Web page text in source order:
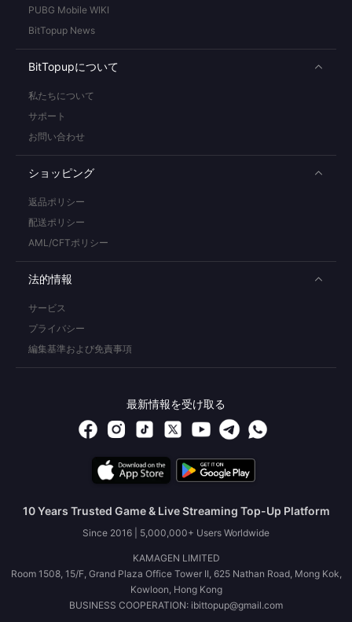
PUBG Mobile WIKI
BitTopup News
BitTopupについて
私たちについて
サポート
お問い合わせ
ショッピング
返品ポリシー
配送ポリシー
AML/CFTポリシー
法的情報
サービス
プライバシー
編集基準および免責事項
最新情報を受け取る
10 Years Trusted Game & Live Streaming Top-Up Platform
Since 2016 | 5,000,000+ Users Worldwide
KAMAGEN LIMITED
Room 1508, 15/F, Grand Plaza Office Tower II, 625 Nathan Road, Mong Kok,
Kowloon, Hong Kong
BUSINESS COOPERATION: ibittopup@gmail.com